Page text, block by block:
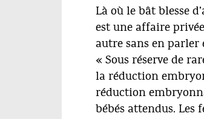
Là où le bât blesse
est une affaire
autre sans en parler
« Sous réserve de
la réduction
réduction
bébés attendus.